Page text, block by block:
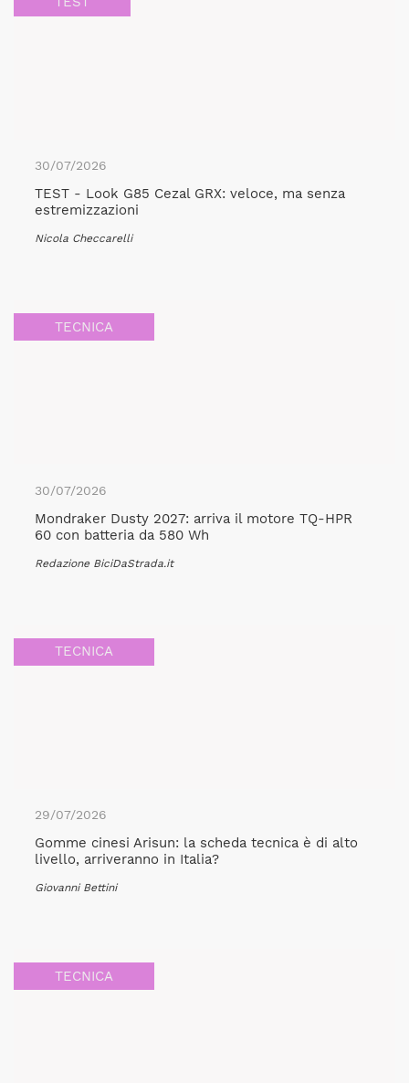
30/07/2026
TEST - Look G85 Cezal GRX: veloce, ma senza
estremizzazioni
Nicola Checcarelli
TECNICA
30/07/2026
Mondraker Dusty 2027: arriva il motore TQ-HPR
60 con batteria da 580 Wh
Redazione BiciDaStrada.it
TECNICA
29/07/2026
Gomme cinesi Arisun: la scheda tecnica è di alto
livello, arriveranno in Italia?
Giovanni Bettini
TECNICA